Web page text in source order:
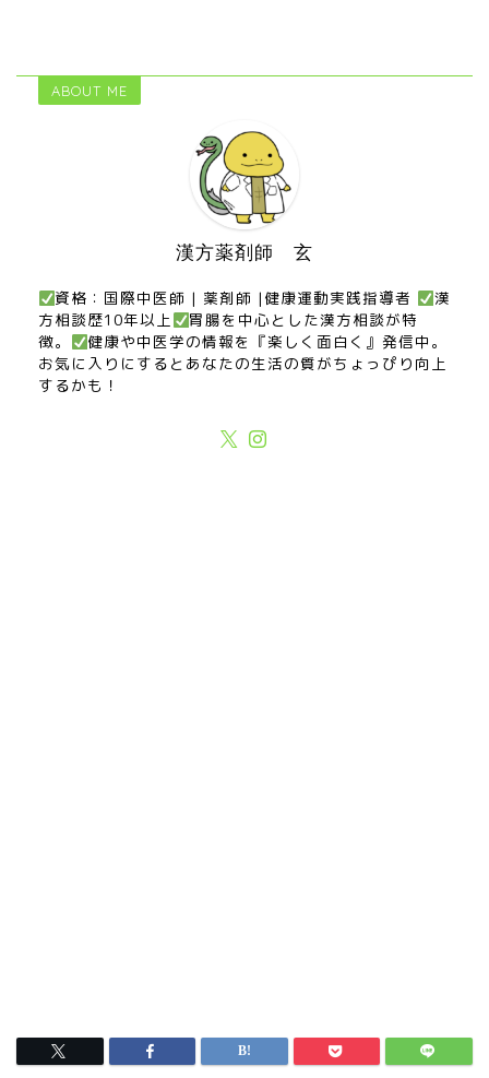
ABOUT ME
漢方薬剤師 玄
資格：国際中医師 | 薬剤師 |健康運動実践指導者
漢
方相談歴10年以上
胃腸を中心とした漢方相談が特
徴。
健康や中医学の情報を『楽しく面白く』発信中。
お気に入りにするとあなたの生活の質がちょっぴり向上
するかも！